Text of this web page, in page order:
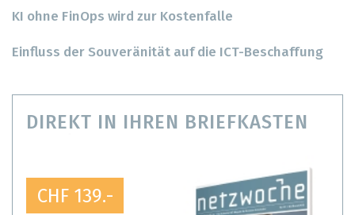
KI ohne FinOps wird zur Kostenfalle
Einfluss der Souveränität auf die ICT-Beschaffung
DIREKT IN IHREN BRIEFKASTEN
CHF 139.-